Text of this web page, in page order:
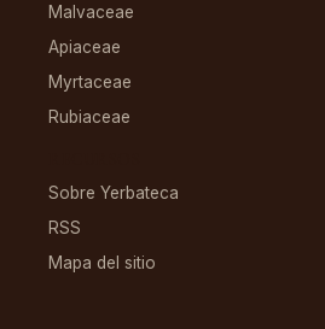
Malvaceae
Apiaceae
Myrtaceae
Rubiaceae
Sobre Yerbateca
RSS
Mapa del sitio